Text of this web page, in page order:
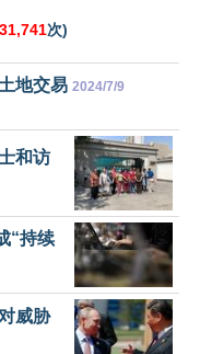
次)
地交易 2024/7/9
和访
“持续
威胁